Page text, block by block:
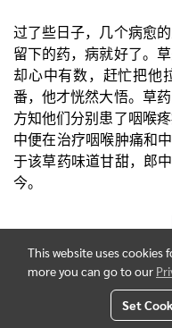
过了些日子，几个病愈
留下的药，病就好了。
却心中有数，赶忙把他
番，他才恍然大悟。草
方知他们分别患了咽喉
中便在治疗咽喉肿痛和
于该草药味道甘甜，郎
今。
This website uses cookies
more you can go to our
Set